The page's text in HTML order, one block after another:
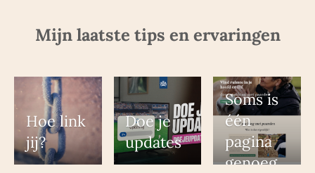
Mijn laatste tips en ervaringen
Hoe link
jij?
Doe je
updates
Soms is
één
pagina
genoeg